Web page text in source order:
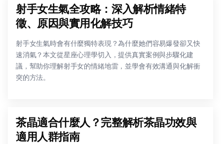
射手女生氣全攻略：深入解析情緒特
徵、原因與實用化解技巧
射手女生氣時會有什麼獨特表現？為什麼她們容易爆發卻又快
速消氣？本文從星座心理學切入，提供真實案例與步驟化建
議，幫助你理解射手女的情緒地雷，並學會有效溝通與化解衝
突的方法。
茶晶適合什麼人？完整解析茶晶功效與
適用人群指南